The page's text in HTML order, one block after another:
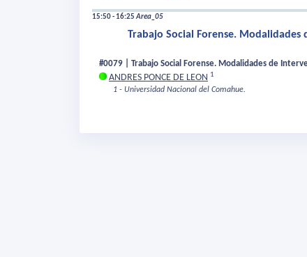
15:50 - 16:25Area_05
Trabajo Social Forense.
#0079 | Trabajo Social Forense. Modalidades de
ANDRES PONCE DE LEON 1
1 - Universidad Nacional del Comahue.